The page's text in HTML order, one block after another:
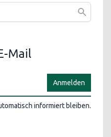
Mail
Anmelden
informiert bleiben.